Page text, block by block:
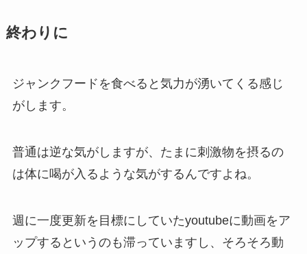
終わりに
ジャンクフードを食べると気力が湧いてくる感じ
がします。
普通は逆な気がしますが、たまに刺激物を摂るの
は体に喝が入るような気がするんですよね。
週に一度更新を目標にしていたyoutubeに動画をア
ップするというのも滞っていますし、そろそろ動